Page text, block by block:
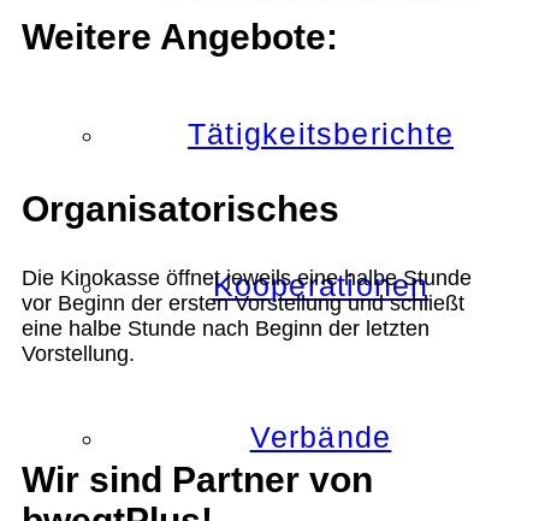
Tätigkeitsberichte
Kooperationen
Verbände
Weitere Angebote:
Organisatorisches
Die Kinokasse öffnet jeweils eine halbe Stunde
vor Beginn der ersten Vorstellung und schließt
eine halbe Stunde nach Beginn der letzten
Vorstellung.
Wir sind Partner von